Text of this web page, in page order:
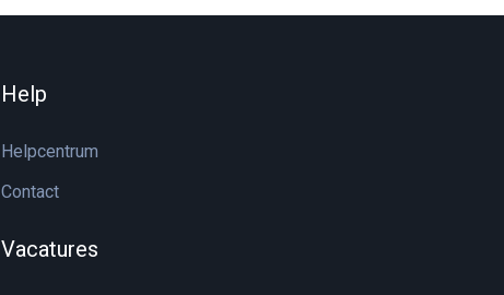
Help
Helpcentrum
Contact
Vacatures